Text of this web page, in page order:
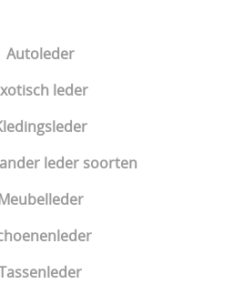
Autoleder
leder
leder soorten